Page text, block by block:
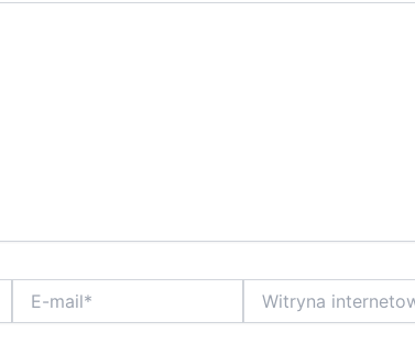
mail*
internetowa